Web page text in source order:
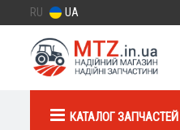
RU UA
КАТАЛОГ ЗАПЧАСТЕЙ